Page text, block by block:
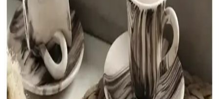
Emsan Kahve Takımı: Estetik ve Fonksiyonellik
Sunan Mutfak Dekorasyon Ürünü
Emsan kahve takımları, çeşitli malzeme ve tasarımlarla mutfak ve
oturma odalarına şıklık katarken, dayanıklı ve fonksiyonel
özellikleriyle öne çıkar. Modern ve klasik seçenekler mevcuttur.
Espresso Bardak Seçiminde Fonksiyonellik ve
Şıklığın Dengesi Nasıl Sağlanır